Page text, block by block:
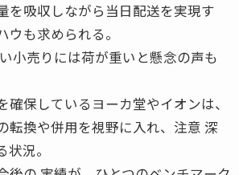
を吸収しながら当日配送を実現す
ウも求められる。
小売りには荷が重いと懸念の声も
保しているヨーカ堂やイオンは、
転換や併用を視野に入れ、注意 深
況。